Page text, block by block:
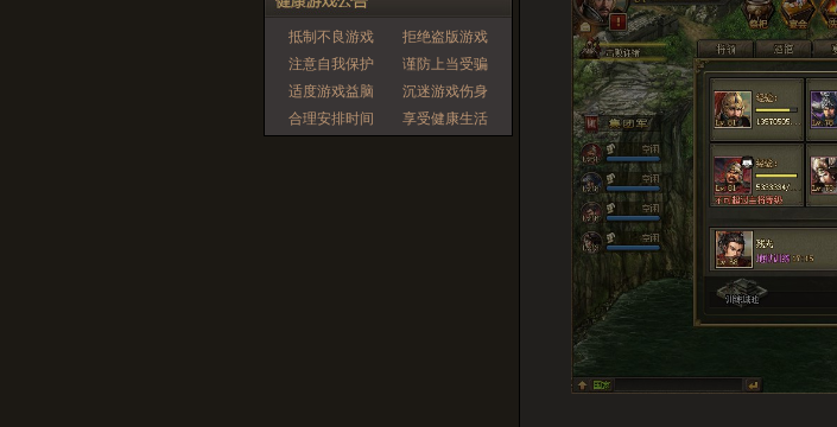
抵制不良游戏
拒绝盗版游戏
注意自我保护
谨防上当受骗
适度游戏益脑
沉迷游戏伤身
合理安排时间
享受健康生活